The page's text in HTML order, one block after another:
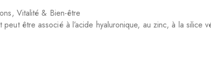
Vitalité & Bien-être
être associé à l’acide hyaluronique, au zinc, à la silice